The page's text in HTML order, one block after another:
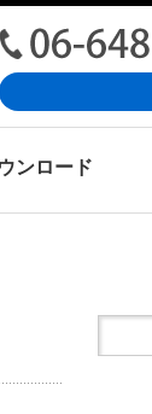
ンロード